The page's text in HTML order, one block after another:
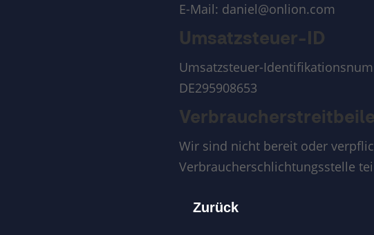
E-Mail: daniel@onlion.com
Umsatzsteuer-ID
Umsatzsteuer-
DE295908653
Wir sind nicht bereit oder
Verbraucherschlichtungsstelle
Zurück